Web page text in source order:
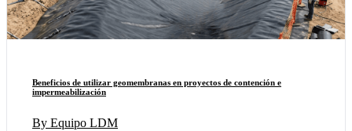
Beneficios de utilizar geomembranas en proyectos de contención e
impermeabilización
By Equipo LDM